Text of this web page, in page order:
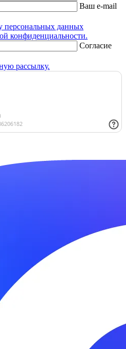
Ваш e-mail
персональных данных
конфиденциальности.
Согласие
рассылку.